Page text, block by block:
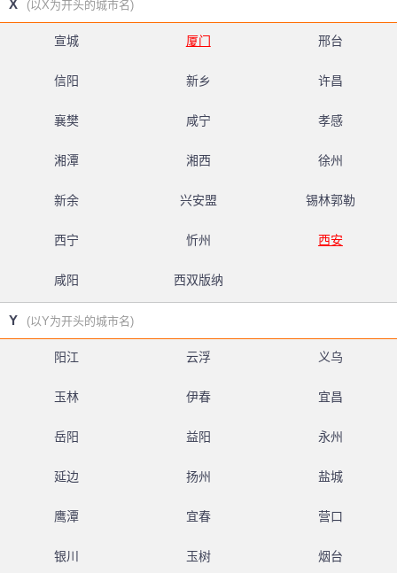
X (以X为开头的城市名)
宣城 厦门 邢台
信阳 新乡 许昌
襄樊 咸宁 孝感
湘潭 湘西 徐州
新余 兴安盟 锡林郭勒
西宁 忻州 西安
咸阳 西双版纳
Y (以Y为开头的城市名)
阳江 云浮 义乌
玉林 伊春 宜昌
岳阳 益阳 永州
延边 扬州 盐城
鹰潭 宜春 营口
银川 玉树 烟台